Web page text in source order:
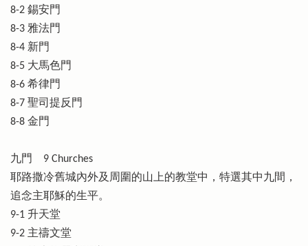
8-2 錫安門
8-3 雅法門
8-4 新門
8-5 大馬色門
8-6 希律門
8-7 聖司提反門
8-8 金門
九門 9 Churches
耶路撒冷舊城內外及周圍的山上的教堂中，特選其中九間，
追念主耶穌的生平。
9-1 升天堂
9-2 主禱文堂